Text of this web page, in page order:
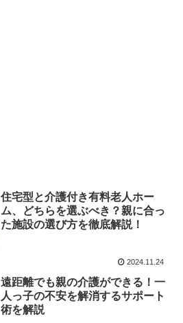
住宅型と介護付き有料老人ホー
ム、どちらを選ぶべき？親に合っ
た施設の選び方を徹底解説！
2024.11.24
遠距離でも親の介護ができる！一
人っ子の不安を解消するサポート
術を解説